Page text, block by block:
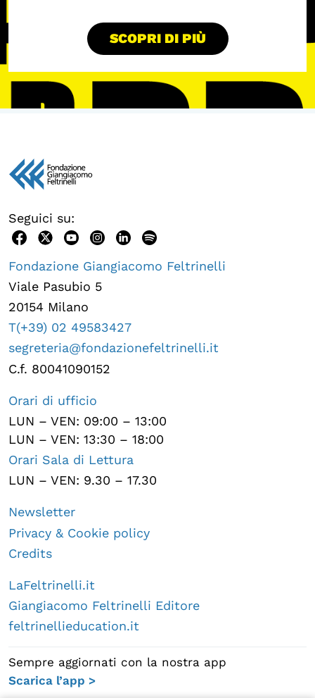
SCOPRI DI PIÙ
Seguici su:
Fondazione Giangiacomo Feltrinelli
Viale Pasubio 5
20154 Milano
T(+39) 02 49583427
segreteria@fondazionefeltrinelli.it
C.f. 80041090152
Orari di ufficio
LUN – VEN: 09:00 – 13:00
LUN – VEN: 13:30 – 18:00
Orari Sala di Lettura
LUN – VEN: 9.30 – 17.30
Newsletter
Privacy & Cookie policy
Credits
LaFeltrinelli.it
Giangiacomo Feltrinelli Editore
feltrinellieducation.it
Sempre aggiornati con la nostra app
Scarica l’app >